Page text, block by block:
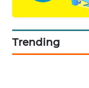
Trending
JAKARTA
NEWS